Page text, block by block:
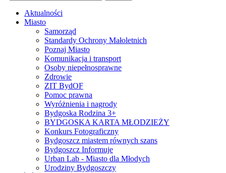
Aktualności
Miasto
Samorząd
Standardy Ochrony Małoletnich
Poznaj Miasto
Komunikacja i transport
Osoby niepełnosprawne
Zdrowie
ZIT BydOF
Pomoc prawna
Wyróżnienia i nagrody
Bydgoska Rodzina 3+
BYDGOSKA KARTA MŁODZIEŻY
Konkurs Fotograficzny
Bydgoszcz miastem równych szans
Bydgoszcz Informuje
Urban Lab - Miasto dla Młodych
Urodziny Bydgoszczy